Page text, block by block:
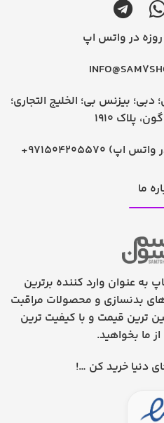
در واتس اپ
دبی؛ بیزنس بی؛ الخلیج التجاری؛
پلاک 1910
ما
اینترنتی سم 7 شاپ به عنوان وارد کننده برترین
بدنسازی و محصولات مراقبت
ترین قیمت و با کیفیت ترین
ما بخواهید.
دنیا خرید کن …!